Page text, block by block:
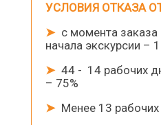
УСЛОВИЯ ОТКАЗА
➤с момента заказа
начала экскурсии –
➤44 - 14 рабочих
– 75%
➤Менее 13 рабочих